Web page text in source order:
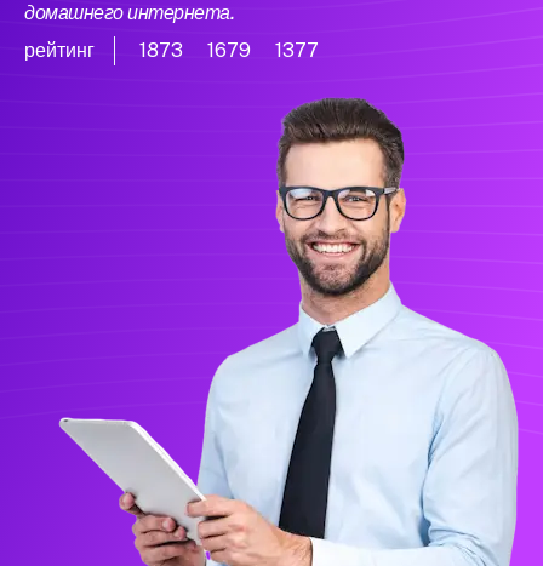
домашнего интернета.
рейтинг
1873 1679 1377